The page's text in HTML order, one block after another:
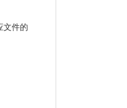
文件的